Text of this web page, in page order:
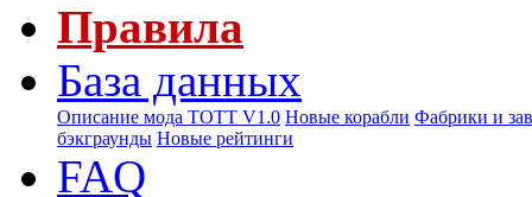
Правила
База данных
Описание мода ТОТТ V1.0 Новые корабли Фабрики и
бэкграунды Новые рейтинги
FAQ